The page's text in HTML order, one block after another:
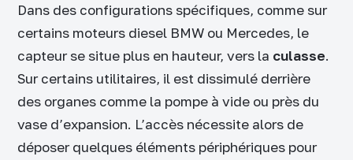
Dans des configurations spécifiques, comme sur
certains moteurs diesel BMW ou Mercedes, le
capteur se situe plus en hauteur, vers la culasse.
Sur certains utilitaires, il est dissimulé derrière
des organes comme la pompe à vide ou près du
vase d’expansion. L’accès nécessite alors de
déposer quelques éléments périphériques pour